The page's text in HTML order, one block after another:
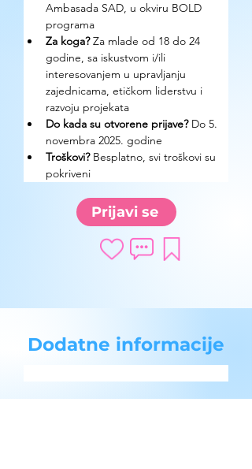
Ambasada SAD, u okviru BOLD
programa
Za koga? Za mlade od 18 do 24
godine, sa iskustvom i/ili
interesovanjem u upravljanju
zajednicama, etičkom liderstvu i
razvoju projekata
Do kada su otvorene prijave? Do 5.
novembra 2025. godine
Troškovi? Besplatno, svi troškovi su
pokriveni
Prijavi se
Dodatne informacije